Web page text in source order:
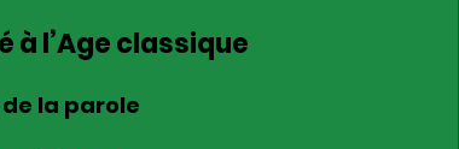
à l’Age classique
de la parole